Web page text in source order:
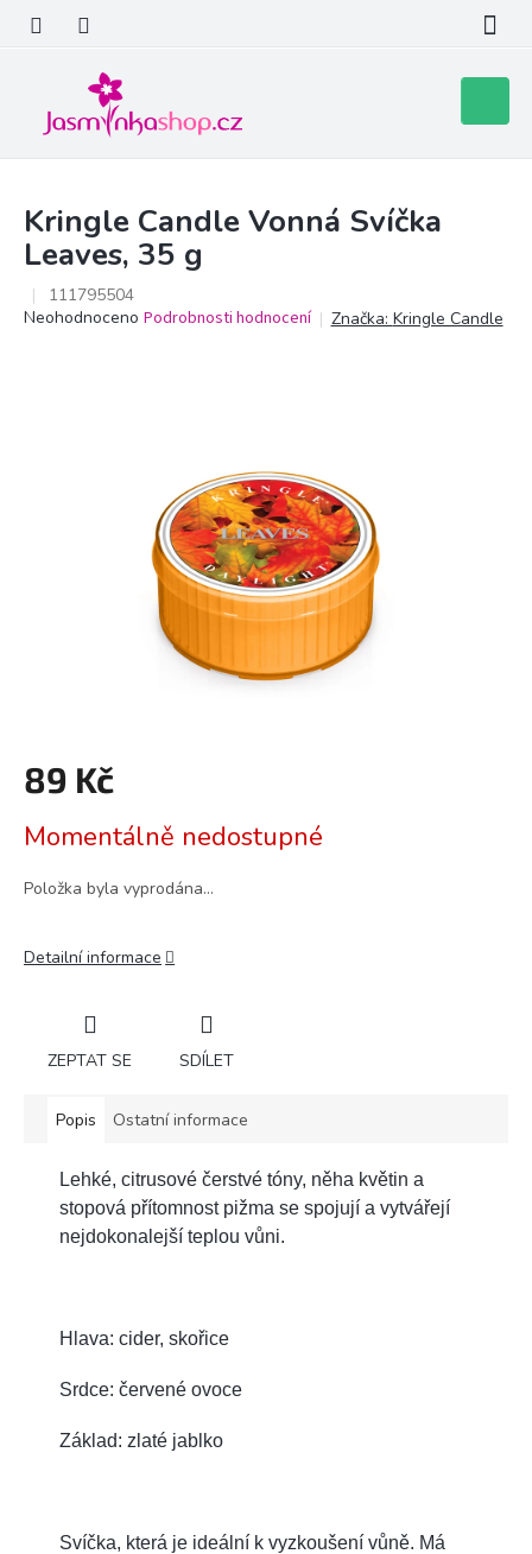
obsah
košík
Kringle Candle Vonná Svíčka
Leaves, 35 g
111795504
Průměrné
Neohodnoceno Podrobnosti hodnocení Značka: Kringle Candle
89 Kč
cena:
Momentálně nedostupné
Položka byla vyprodána…
Detailní informace
ZEPTAT SE SDÍLET
Popis Ostatní informace
Lehké, citrusové čerstvé tóny, něha květin a
stopová přítomnost pižma se spojují a vytvářejí
nejdokonalejší teplou vůni.
Hlava: cider, skořice
Srdce: červené ovoce
Základ: zlaté jablko
Svíčka, která je ideální k vyzkoušení vůně. Má